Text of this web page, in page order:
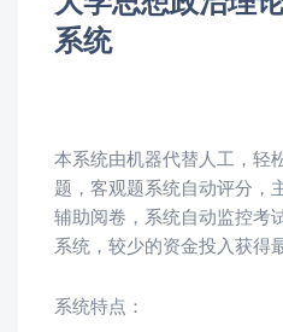
系统
本系统由机器代替人工，轻
题，客观题系统自动评分，
辅助阅卷，系统自动监控考
系统，较少的资金投入获得
系统特点：